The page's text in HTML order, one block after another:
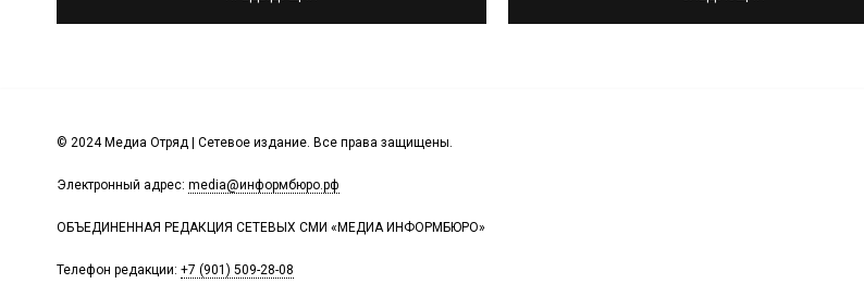
© 2024 Медиа Отряд | Сетевое издание. Все права защищены.
Электронный адрес: media@информбюро.рф
ОБЪЕДИНЕННАЯ РЕДАКЦИЯ СЕТЕВЫХ СМИ «МЕДИА ИНФОРМБЮРО»
Телефон редакции: +7 (901) 509-28-08